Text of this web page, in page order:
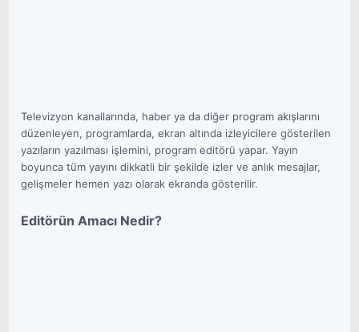
Televizyon kanallarında, haber ya da diğer program akışlarını
düzenleyen, programlarda, ekran altında izleyicilere gösterilen
yazıların yazılması işlemini, program editörü yapar. Yayın
boyunca tüm yayını dikkatli bir şekilde izler ve anlık mesajlar,
gelişmeler hemen yazı olarak ekranda gösterilir.
Editörün Amacı Nedir?